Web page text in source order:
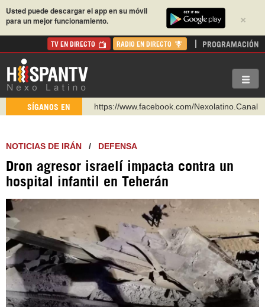
×
Usted puede descargar el app en su móvil
para un mejor funcionamiento.
TV EN DIRECTO RADIO EN DIRECTO PROGRAMACIÓN
SÍGANOS EN
https://www.facebook.com/Nexolatino.Canal
http://twitter.com/nexo_latino
https://t.me/hispantvcanal
https://urmedium.com/c/hispantv
Instagram como: hispan_tv
NOTICIAS DE IRÁN / DEFENSA
Dron agresor israelí impacta contra un
hospital infantil en Teherán